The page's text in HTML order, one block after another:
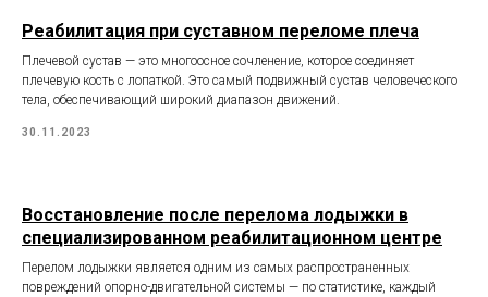
Реабилитация при суставном переломе плеча
Плечевой сустав — это многоосное сочленение, которое соединяет
плечевую кость с лопаткой. Это самый подвижный сустав человеческого
тела, обеспечивающий широкий диапазон движений.
30.11.2023
Восстановление после перелома лодыжки в
специализированном реабилитационном центре
Перелом лодыжки является одним из самых распространенных
повреждений опорно-двигательной системы — по статистике, каждый